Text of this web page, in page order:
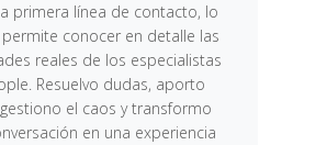
primera línea de contacto, lo
conocer en detalle las
reales de los especialistas
Resuelvo dudas, aporto
el caos y transformo
en una experiencia